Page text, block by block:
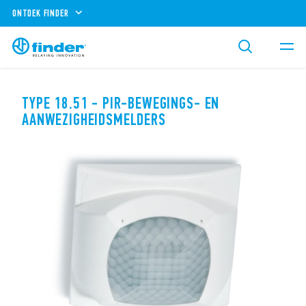
ONTDEK FINDER
TYPE 18.51 - PIR-BEWEGINGS- EN
AANWEZIGHEIDSMELDERS